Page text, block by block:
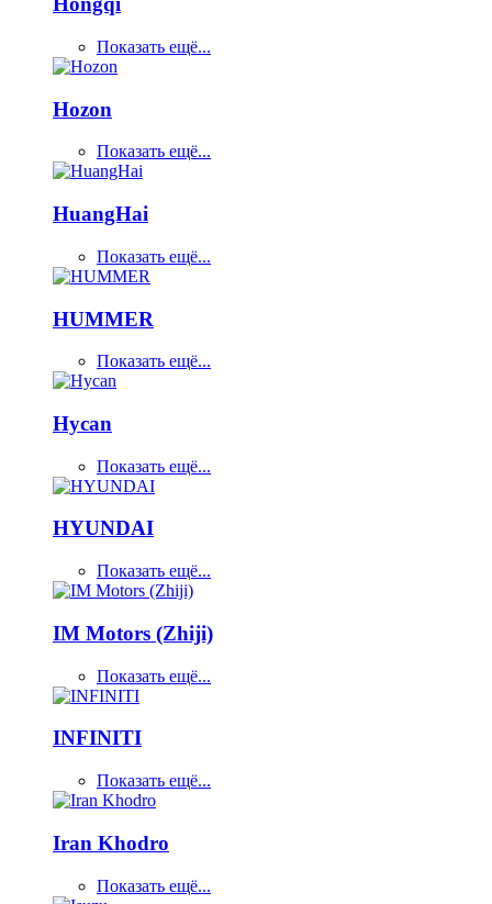
Показать ещё...
Hozon
Показать ещё...
HuangHai
Показать ещё...
HUMMER
Показать ещё...
Hycan
Показать ещё...
HYUNDAI
Показать ещё...
IM Motors (Zhiji)
Показать ещё...
INFINITI
Показать ещё...
Iran Khodro
Показать ещё...